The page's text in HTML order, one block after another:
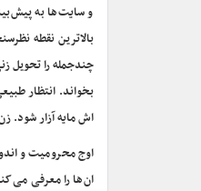
و سایت ها به پیش
بالاترین نقطه
چندجمله را تحویل
بخواند. انتظار
اش مایه آزار شود.
اوج محرومیت و
ان ها را معرفی می